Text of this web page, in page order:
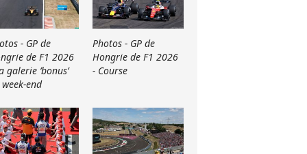
- GP de
de F1 2026
galerie ’bonus’
end
Photos - GP de
Hongrie de F1 2026
- Course